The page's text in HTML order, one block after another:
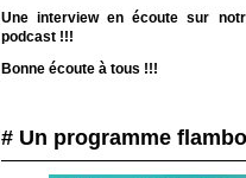
Une interview en écoute sur
podcast !!!
Bonne écoute à tous !!!
# Un programme